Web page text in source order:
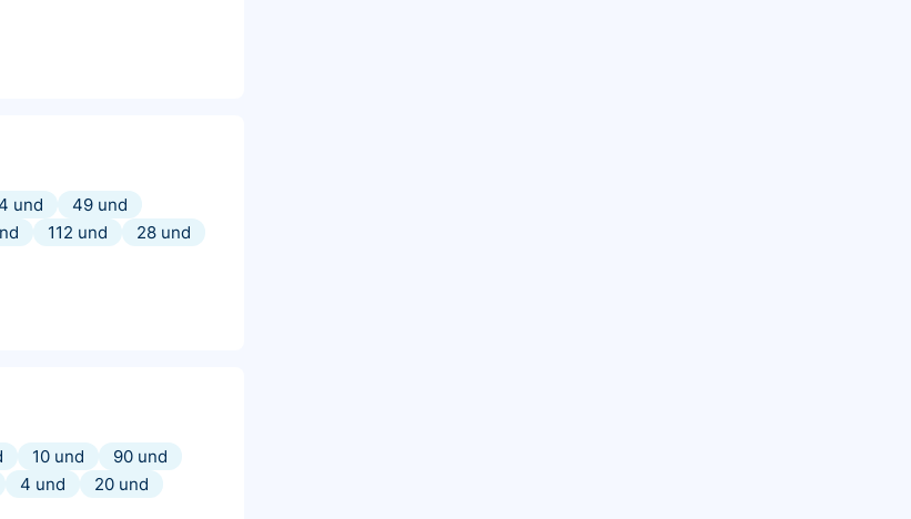
und
49 und
112 und
28 und
10 und
90 und
4 und
20 und